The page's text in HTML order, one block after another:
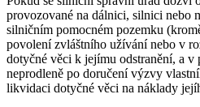
provozované na dálnici, silnici nebo
silničním pomocném pozemku
povolení zvláštního užívání nebo v
dotyčné věci k jejímu odstranění, a v
neprodleně po doručení výzvy
likvidaci dotyčné věci na náklady